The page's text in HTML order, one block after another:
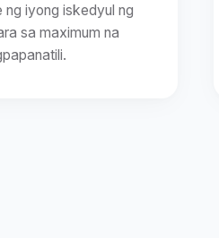
iyong iskedyul ng
sa maximum na